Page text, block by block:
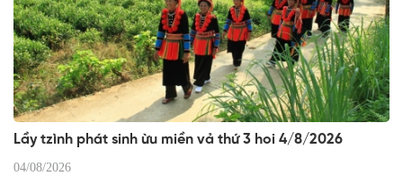
Lầy tzình phát sinh ừu miền vả thứ 3 hoi 4/8/2026
04/08/2026